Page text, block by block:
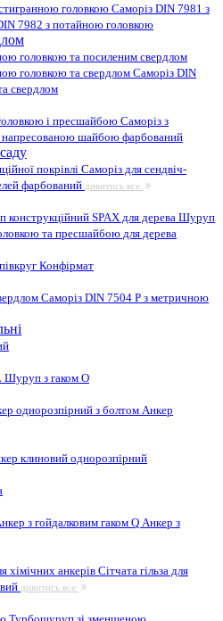
головкою Саморіз DIN 7981 з
7982 з потайною головкою
головкою та посиленим свердлом
головкою та свердлом Саморіз DIN
свердлом
і пресшайбою Саморіз з
напресованою шайбою фарбований
покрівлі Саморіз для сендвіч-
фарбований дивитись все
SPAX для дерева Шуруп
та пресшайбою для дерева
Конфірмат
Саморіз DIN 7504 P з метричною
Шуруп з гаком O
однорозпірний з болтом Анкер
клиновий однорозпірний
з гойдалковим гаком QАнкер з
хімічних анкерівСітчата гільза для
дивитись все